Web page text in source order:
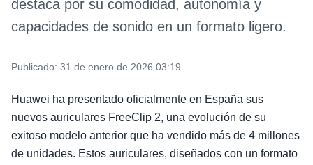
destaca por su comodidad, autonomía y
capacidades de sonido en un formato ligero.
Publicado: 31 de enero de 2026 03:19
Huawei ha presentado oficialmente en España sus
nuevos auriculares FreeClip 2, una evolución de su
exitoso modelo anterior que ha vendido más de 4 millones
de unidades. Estos auriculares, diseñados con un formato